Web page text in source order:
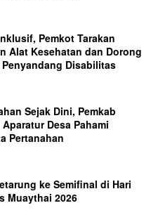
Pemkot Tarakan
Alat Kesehatan dan Dorong
Disabilitas
Sejak Dini, Pemkab
Desa Pahami
Pertanahan
ke Semifinal di Hari
Muaythai 2026